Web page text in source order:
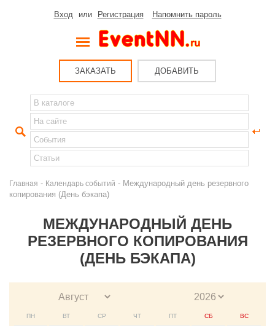
Вход или Регистрация Напомнить пароль
ЗАКАЗАТЬ ДОБАВИТЬ
Главная - Календарь событий - Международный день резервного
копирования (День бэкапа)
МЕЖДУНАРОДНЫЙ ДЕНЬ
РЕЗЕРВНОГО КОПИРОВАНИЯ
(ДЕНЬ БЭКАПА)
ПН ВТ СР ЧТ ПТ СБ ВС